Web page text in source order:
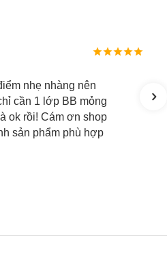
nhẹ nhàng nên
cần 1 lớp BB mỏng
ok rồi! Cám ơn shop
sản phẩm phù hợp